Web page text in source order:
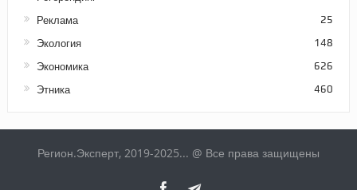
Реклама 25
Экология 148
Экономика 626
Этника 460
Регион.Эксперт, 2019-2025... @ Все права защищены